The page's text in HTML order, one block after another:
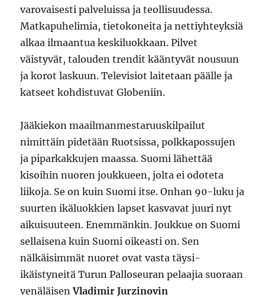
varovaisesti palveluissa ja teollisuudessa.
Matkapuhelimia, tietokoneita ja nettiyhteyksiä
alkaa ilmaantua keskiluokkaan. Pilvet
väistyvät, talouden trendit kääntyvät nousuun
ja korot laskuun. Televisiot laitetaan päälle ja
katseet kohdistuvat Globeniin.
Jääkiekon maailmanmestaruuskilpailut
nimittäin pidetään Ruotsissa, polkkapossujen
ja piparkakkujen maassa. Suomi lähettää
kisoihin nuoren joukkueen, jolta ei odoteta
liikoja. Se on kuin Suomi itse. Onhan 90-luku ja
suurten ikäluokkien lapset kasvavat juuri nyt
aikuisuuteen. Enemmänkin. Joukkue on Suomi
sellaisena kuin Suomi oikeasti on. Sen
nälkäisimmät nuoret ovat vasta täysi-
ikäistyneitä Turun Palloseuran pelaajia suoraan
venäläisenVladimir Jurzinovin